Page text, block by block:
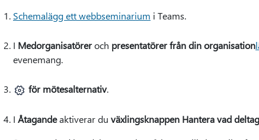
Schemalägg ett webbseminarium i Teams.
I Medorganisatöreroch presentatörer från din organisation
evenemang.
för mötesalternativ.
I Åtagandeaktiverar du växlingsknappen Hantera vad